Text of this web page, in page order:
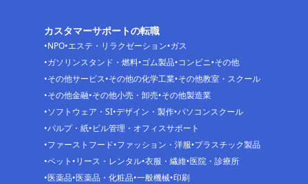
カスタマーサポートの転職
NPO エステ・リラクゼーション ガス
ガソリンスタンド・燃料 ゴム製品 コンビニ その他
その他サービス その他の化学工業 その他教室・スクール
その他金融 その他小売・卸売 その他製造業
ソフトウェア・SI デザイン・製作 パソコンスクール
パルプ・紙 ビル管理・オフィスサポート
ファーストフード ファッション・洋服 プラスチック製品
ペット リース・レンタル 衣服・繊維 医院・診療所
医薬品 医薬品・化粧品 一般機械 印刷